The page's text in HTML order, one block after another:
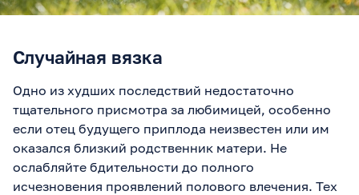
Случайная вязка
Одно из худших последствий недостаточно
тщательного присмотра за любимицей, особенно
если отец будущего приплода неизвестен или им
оказался близкий родственник матери. Не
ослабляйте бдительности до полного
исчезновения проявлений полового влечения. Тех